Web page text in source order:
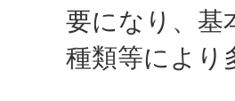
要になり、基
種類等によ